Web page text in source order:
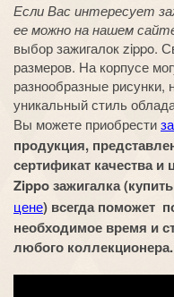
Если Вас интересует
ее можно на нашем
выбор зажигалок zippo.
размеров. На корпусе
разнообразные рисунки,
уникальный стиль
Вы можете приобрести
продукция,
сертификат качества
Zippo зажигалка
цене) всегда поможет
необходимое время и
любого коллекционера.